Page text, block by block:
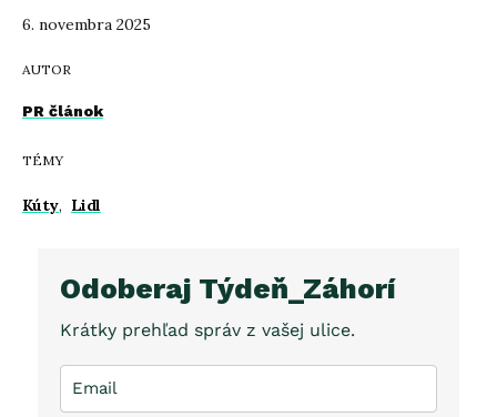
6. novembra 2025
AUTOR
PR článok
TÉMY
Kúty, Lidl
Odoberaj Týdeň_Záhorí
Krátky prehľad správ z vašej ulice.